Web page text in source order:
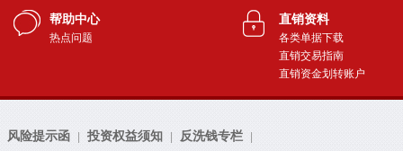
帮助中心
热点问题
直销资料
各类单据下载
直销交易指南
直销资金划转账户
风险提示函 投资权益须知 反洗钱专栏